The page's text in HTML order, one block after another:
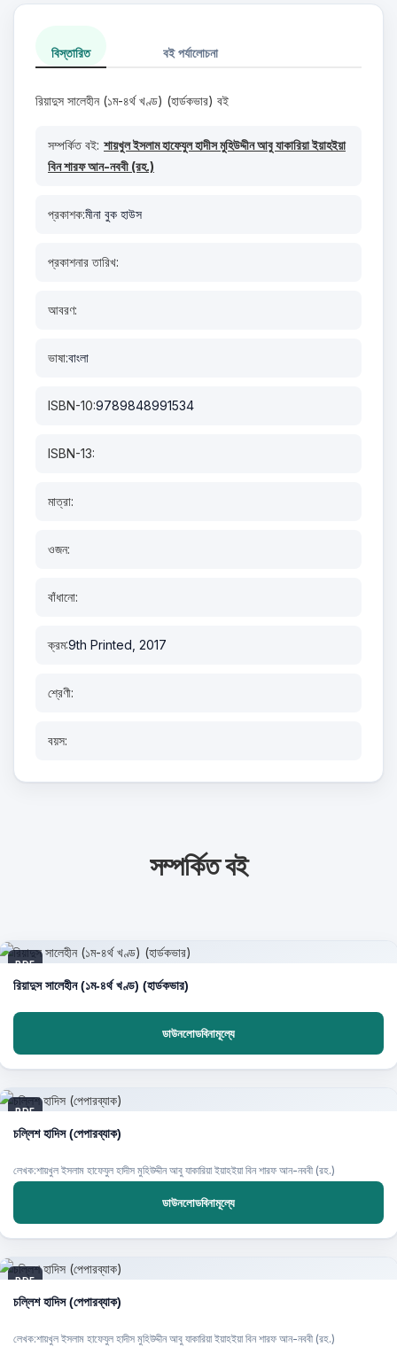
বিস্তারিত বই পর্যালোচনা
রিয়াদুস সালেহীন (১ম-৪র্থ খণ্ড) (হার্ডকভার) বই
সম্পর্কিত বই: শায়খুল ইসলাম হাফেযুল হাদীস মুহিউদ্দীন আবু যাকারিয়া ইয়াহইয়া
বিন শারফ আন-নববী (রহ.)
প্রকাশক:মীনা বুক হাউস
প্রকাশনার তারিখ:
আবরণ:
ভাষা:বাংলা
ISBN-10:9789848991534
ISBN-13:
মাত্রা:
ওজন:
বাঁধানো:
ক্রম:9th Printed, 2017
শ্রেণী:
বয়স:
সম্পর্কিত বই
PDF
রিয়াদুস সালেহীন (১ম-৪র্থ খণ্ড) (হার্ডকভার)
ডাউনলোডবিনামূল্যে
PDF
চল্লিশ হাদিস (পেপারব্যাক)
লেখক:শায়খুল ইসলাম হাফেযুল হাদীস মুহিউদ্দীন আবু যাকারিয়া ইয়াহইয়া বিন শারফ আন-নববী (রহ.)
ডাউনলোডবিনামূল্যে
PDF
চল্লিশ হাদিস (পেপারব্যাক)
লেখক:শায়খুল ইসলাম হাফেযুল হাদীস মুহিউদ্দীন আবু যাকারিয়া ইয়াহইয়া বিন শারফ আন-নববী (রহ.)